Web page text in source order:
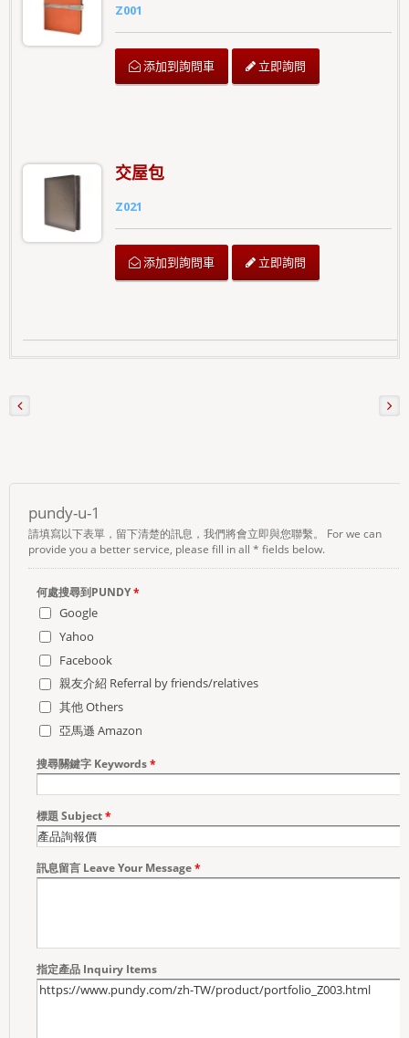
Z001
添加到詢問車 立即詢問
交屋包
Z021
添加到詢問車 立即詢問